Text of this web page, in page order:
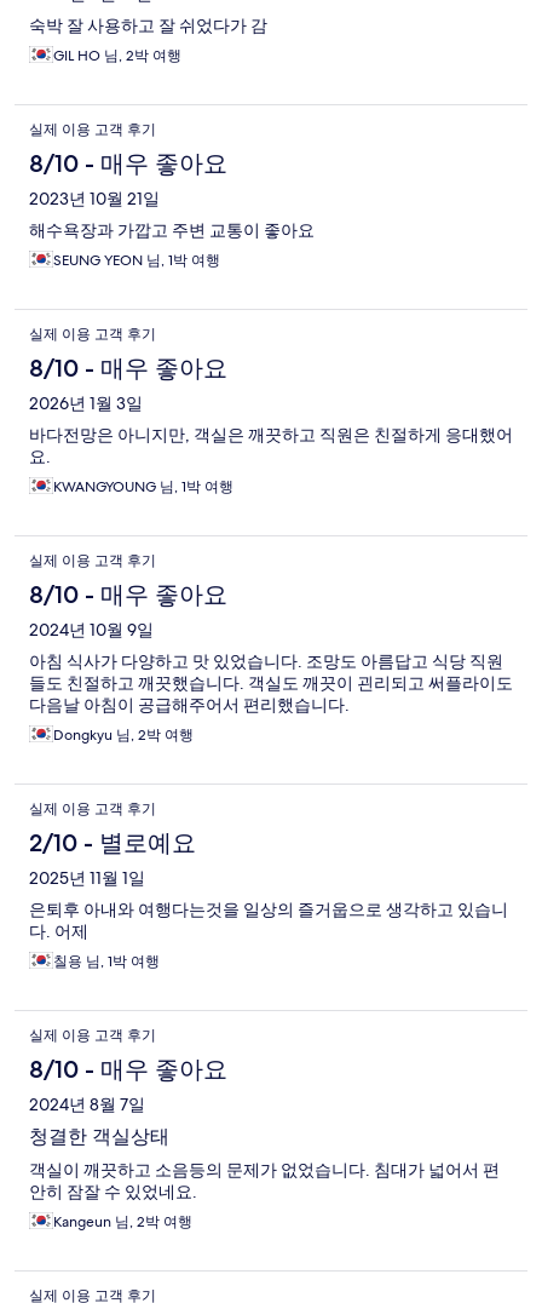
숙박 잘 사용하고 잘 쉬었다가 감
GIL HO 님, 2박 여행
실제 이용 고객 후기
8/10 - 매우 좋아요
2023년 10월 21일
해수욕장과 가깝고 주변 교통이 좋아요
SEUNG YEON 님, 1박 여행
실제 이용 고객 후기
8/10 - 매우 좋아요
2026년 1월 3일
바다전망은 아니지만, 객실은 깨끗하고 직원은 친절하게 응대했어
요.
KWANGYOUNG 님, 1박 여행
실제 이용 고객 후기
8/10 - 매우 좋아요
2024년 10월 9일
아침 식사가 다양하고 맛 있었습니다. 조망도 아름답고 식당 직원
들도 친절하고 깨끗했습니다. 객실도 깨끗이 괸리되고 써플라이도
다음날 아침이 공급해주어서 편리했습니다.
Dongkyu 님, 2박 여행
실제 이용 고객 후기
2/10 - 별로예요
2025년 11월 1일
은퇴후 아내와 여행다는것을 일상의 즐거웁으로 생각하고 있습니
다. 어제
칠용 님, 1박 여행
실제 이용 고객 후기
8/10 - 매우 좋아요
2024년 8월 7일
청결한 객실상태
객실이 깨끗하고 소음등의 문제가 없었습니다. 침대가 넓어서 편
안히 잠잘 수 있었네요.
Kangeun 님, 2박 여행
실제 이용 고객 후기